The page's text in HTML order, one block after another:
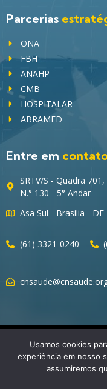
Parcerias
ONA
FBH
ANAHP
CMB
HOSPITALAR
ABRAMED
Entre em
SRTV/S - Quadra
N.° 130 - 5° Andar
Asa Sul - Brasília - DF
(61) 3321-0240
Usamos cookies
experiência em nosso
assumiremos